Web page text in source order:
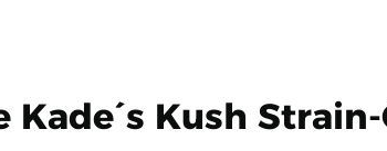
Kade´s Kush